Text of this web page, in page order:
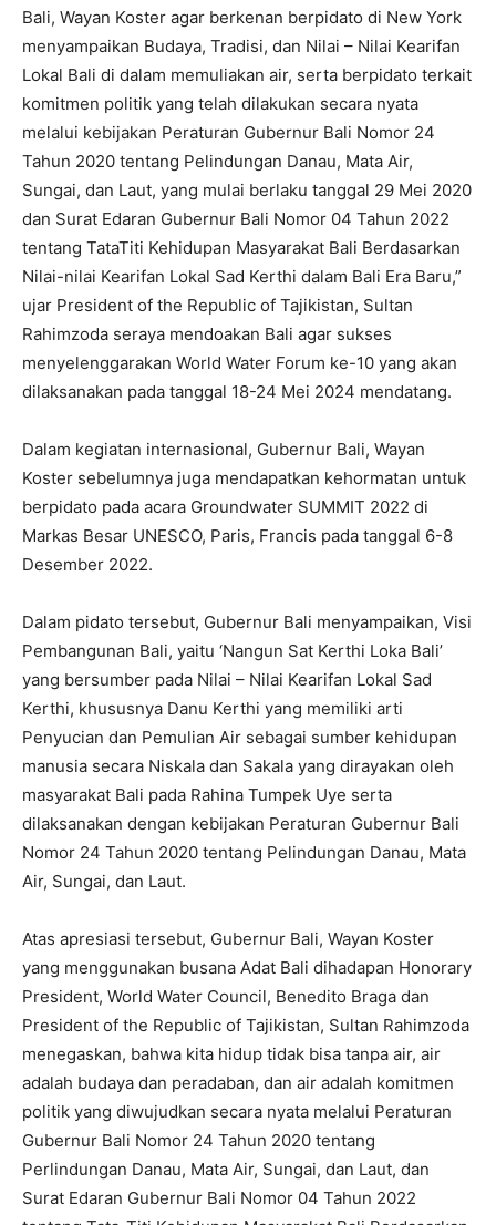
Bali, Wayan Koster agar berkenan berpidato di New York
menyampaikan Budaya, Tradisi, dan Nilai – Nilai Kearifan
Lokal Bali di dalam memuliakan air, serta berpidato terkait
komitmen politik yang telah dilakukan secara nyata
melalui kebijakan Peraturan Gubernur Bali Nomor 24
Tahun 2020 tentang Pelindungan Danau, Mata Air,
Sungai, dan Laut, yang mulai berlaku tanggal 29 Mei 2020
dan Surat Edaran Gubernur Bali Nomor 04 Tahun 2022
tentang TataTiti Kehidupan Masyarakat Bali Berdasarkan
Nilai-nilai Kearifan Lokal Sad Kerthi dalam Bali Era Baru,”
ujar President of the Republic of Tajikistan, Sultan
Rahimzoda seraya mendoakan Bali agar sukses
menyelenggarakan World Water Forum ke-10 yang akan
dilaksanakan pada tanggal 18-24 Mei 2024 mendatang.
Dalam kegiatan internasional, Gubernur Bali, Wayan
Koster sebelumnya juga mendapatkan kehormatan untuk
berpidato pada acara Groundwater SUMMIT 2022 di
Markas Besar UNESCO, Paris, Francis pada tanggal 6-8
Desember 2022.
Dalam pidato tersebut, Gubernur Bali menyampaikan, Visi
Pembangunan Bali, yaitu ‘Nangun Sat Kerthi Loka Bali’
yang bersumber pada Nilai – Nilai Kearifan Lokal Sad
Kerthi, khususnya Danu Kerthi yang memiliki arti
Penyucian dan Pemulian Air sebagai sumber kehidupan
manusia secara Niskala dan Sakala yang dirayakan oleh
masyarakat Bali pada Rahina Tumpek Uye serta
dilaksanakan dengan kebijakan Peraturan Gubernur Bali
Nomor 24 Tahun 2020 tentang Pelindungan Danau, Mata
Air, Sungai, dan Laut.
Atas apresiasi tersebut, Gubernur Bali, Wayan Koster
yang menggunakan busana Adat Bali dihadapan Honorary
President, World Water Council, Benedito Braga dan
President of the Republic of Tajikistan, Sultan Rahimzoda
menegaskan, bahwa kita hidup tidak bisa tanpa air, air
adalah budaya dan peradaban, dan air adalah komitmen
politik yang diwujudkan secara nyata melalui Peraturan
Gubernur Bali Nomor 24 Tahun 2020 tentang
Perlindungan Danau, Mata Air, Sungai, dan Laut, dan
Surat Edaran Gubernur Bali Nomor 04 Tahun 2022